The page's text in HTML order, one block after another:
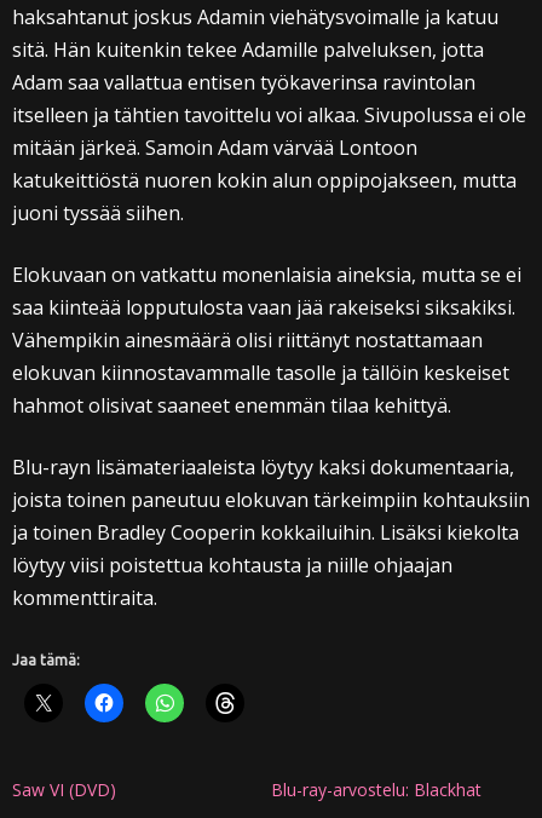
haksahtanut joskus Adamin viehätysvoimalle ja katuu
sitä. Hän kuitenkin tekee Adamille palveluksen, jotta
Adam saa vallattua entisen työkaverinsa ravintolan
itselleen ja tähtien tavoittelu voi alkaa. Sivupolussa ei ole
mitään järkeä. Samoin Adam värvää Lontoon
katukeittiöstä nuoren kokin alun oppipojakseen, mutta
juoni tyssää siihen.
Elokuvaan on vatkattu monenlaisia aineksia, mutta se ei
saa kiinteää lopputulosta vaan jää rakeiseksi siksakiksi.
Vähempikin ainesmäärä olisi riittänyt nostattamaan
elokuvan kiinnostavammalle tasolle ja tällöin keskeiset
hahmot olisivat saaneet enemmän tilaa kehittyä.
Blu-rayn lisämateriaaleista löytyy kaksi dokumentaaria,
joista toinen paneutuu elokuvan tärkeimpiin kohtauksiin
ja toinen Bradley Cooperin kokkailuihin. Lisäksi kiekolta
löytyy viisi poistettua kohtausta ja niille ohjaajan
kommenttiraita.
Jaa tämä:
Saw VI (DVD)
Blu-ray-arvostelu: Blackhat